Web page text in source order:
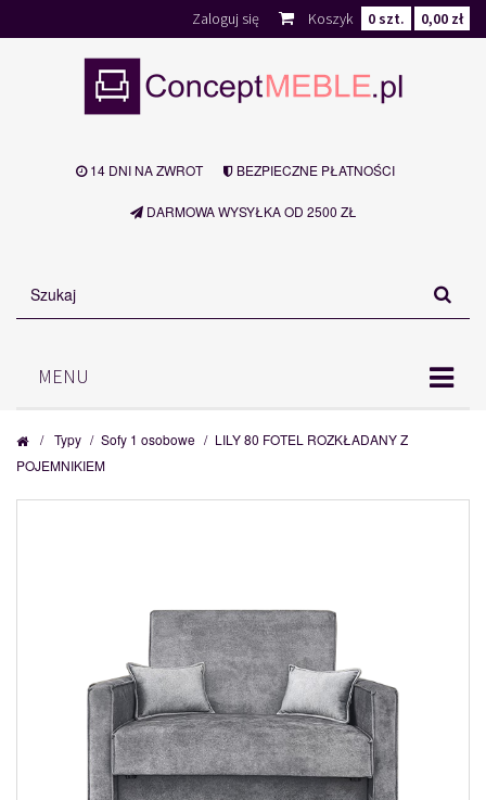
Koszyk 0szt. 0,00 zł
Zaloguj się
14 DNI NA ZWROT BEZPIECZNE PŁATNOŚCI
DARMOWA WYSYŁKA OD 2500 ZŁ
MENU
/ Typy / Sofy 1 osobowe / LILY 80 FOTEL ROZKŁADANY Z
POJEMNIKIEM